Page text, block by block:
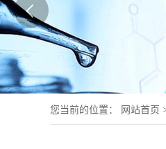
您当前的位置： 网站首页